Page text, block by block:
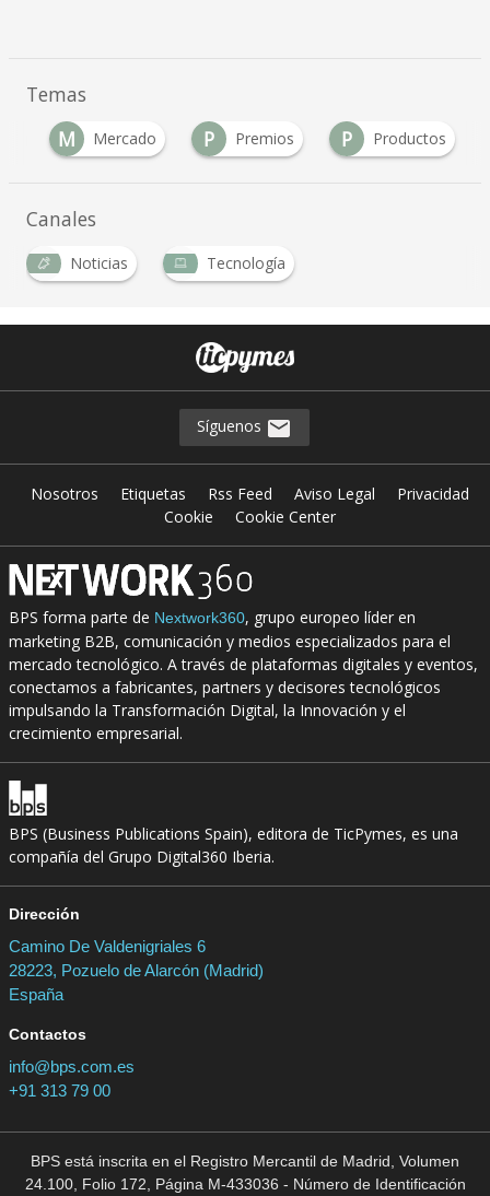
Temas
M Mercado P Premios P Productos
Canales
Noticias Tecnología
Síguenos
Nosotros Etiquetas Rss Feed Aviso Legal
Privacidad
Cookie
Cookie Center
BPS forma parte de Nextwork360, grupo europeo líder en
marketing B2B, comunicación y medios especializados para el
mercado tecnológico. A través de plataformas digitales y eventos,
conectamos a fabricantes, partners y decisores tecnológicos
impulsando la Transformación Digital, la Innovación y el
crecimiento empresarial.
BPS (Business Publications Spain), editora de TicPymes, es una
compañía del Grupo Digital360 Iberia.
Dirección
Camino De Valdenigriales 6
28223, Pozuelo de Alarcón (Madrid)
España
Contactos
info@bps.com.es
+91 313 79 00
BPS está inscrita en el Registro Mercantil de Madrid, Volumen
24.100, Folio 172, Página M-433036 - Número de Identificación